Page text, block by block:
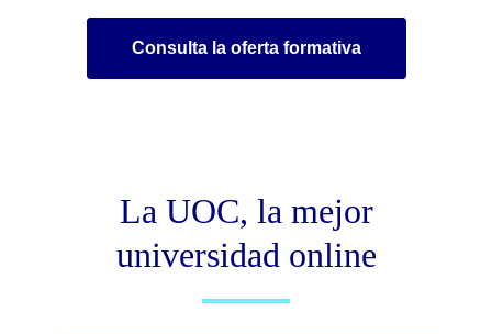
Consulta la oferta formativa
La UOC, la mejor
universidad online